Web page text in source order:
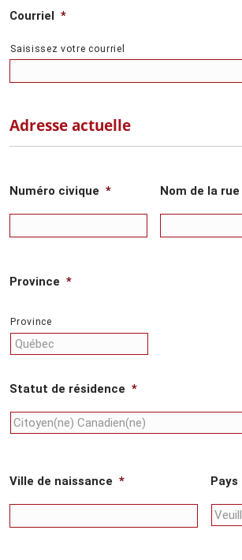
Courriel *
Saisissez votre courriel
Adresse actuelle
Numéro civique * Nom de la rue
Province *
Province
Statut de résidence *
Ville de naissance * Pays